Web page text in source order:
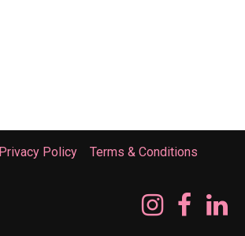
Privacy Policy Terms & Conditions